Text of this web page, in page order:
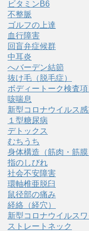
ビタミンB6
不整脈
ゴルフの上達
血行障害
回盲弁症候群
中耳炎
へバーデン結節
抜け毛（脱毛症）
ボディートーク検査項
咳喘息
新型コロナウイルス感
１型糖尿病
デトックス
むちうち
身体構造（筋肉・筋
指のしびれ
社会不安障害
環軸椎亜脱臼
鼠径部の痛み
経絡（経穴）
新型コロナウイルス
ストレートネック